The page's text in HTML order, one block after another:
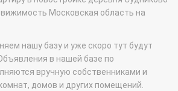
Московская область на
нашу базу и уже скоро тут будут
в нашей базе по
вручную собственниками и
домов и других помещений.